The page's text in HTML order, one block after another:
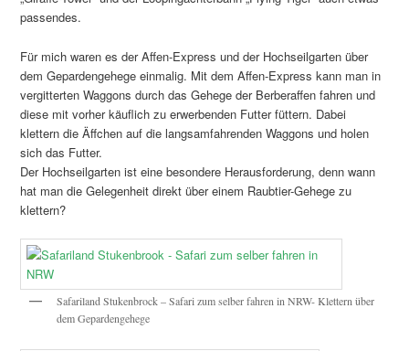
passendes.
Für mich waren es der Affen-Express und der Hochseilgarten über
dem Gepardengehege einmalig. Mit dem Affen-Express kann man in
vergitterten Waggons durch das Gehege der Berberaffen fahren und
diese mit vorher käuflich zu erwerbenden Futter füttern. Dabei
klettern die Äffchen auf die langsamfahrenden Waggons und holen
sich das Futter.
Der Hochseilgarten ist eine besondere Herausforderung, denn wann
hat man die Gelegenheit direkt über einem Raubtier-Gehege zu
klettern?
Safariland Stukenbrock – Safari zum selber fahren in NRW- Klettern über
dem Gepardengehege